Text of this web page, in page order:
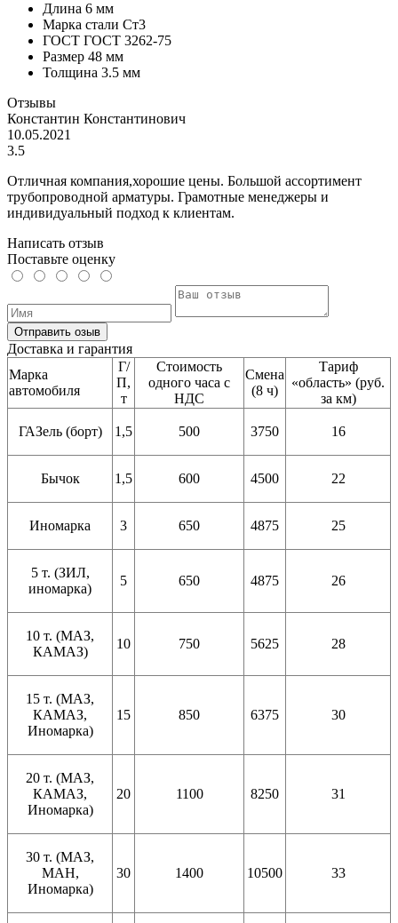
Длина 6 мм
Марка стали Ст3
ГОСТ ГОСТ 3262-75
Размер 48 мм
Толщина 3.5 мм
Отзывы
Константин Константинович
10.05.2021
3.5
Отличная компания,хорошие цены. Большой ассортимент
трубопроводной арматуры. Грамотные менеджеры и
индивидуальный подход к клиентам.
Написать отзыв
Поставьте оценку
Отправить озыв
Доставка и гарантия
Марка
автомобиля
Г/
П,
т
Стоимость
одного часа с
НДС
Смена
(8 ч)
Тариф
«область» (руб.
за км)
ГАЗель (борт) 1,5 500 3750 16
Бычок 1,5 600 4500 22
Иномарка 3 650 4875 25
5 т. (ЗИЛ,
иномарка)
5 650 4875 26
10 т. (МАЗ,
КАМАЗ)
10 750 5625 28
15 т. (МАЗ,
КАМАЗ,
Иномарка)
15 850 6375 30
20 т. (МАЗ,
КАМАЗ,
Иномарка)
20 1100 8250 31
30 т. (МАЗ,
МАН,
Иномарка)
30 1400 10500 33